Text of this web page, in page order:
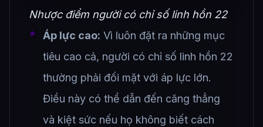
Nhược điểm người có chỉ số linh hồn 22
Áp lực cao: Vì luôn đặt ra những mục
tiêu cao cả, người có chỉ số linh hồn 22
thường phải đối mặt với áp lực lớn.
Điều này có thể dẫn đến căng thẳng
và kiệt sức nếu họ không biết cách